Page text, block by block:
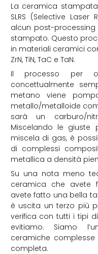
La ceramica
SLRS (Selective
alcun post-
stampato. Questo
in materiali ceramici
ZrN, TiN, TaC e TaN.
Il processo per
concettualmente
metano viene
metallo/metalloide
sarà un carburo/
Miscelando le
miscela di gas, è
di complessi
metallica a densità
Su una nota meno
ceramica che avete
avete fatto una bella
è uscita un terzo più
verifica con tutti i tipi
evitiamo. Siamo
ceramiche
completa.